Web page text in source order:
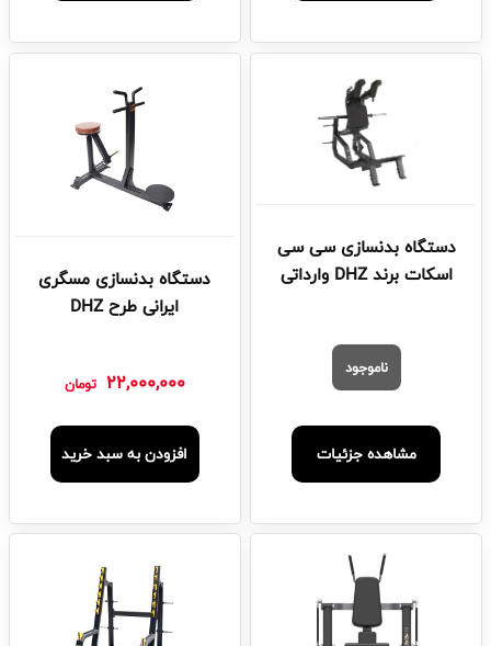
دستگاه بدنسازی سی سی
اسکات برند DHZ وارداتی
ناموجود
مشاهده جزئیات
دستگاه بدنسازی مسگری
ایرانی طرح DHZ
22,000,000 تومان
افزودن به سبد خرید